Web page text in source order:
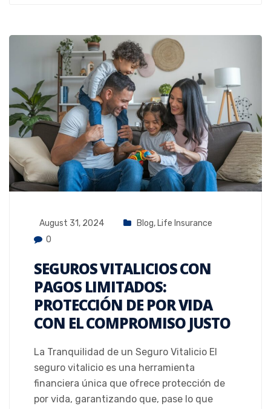
August 31, 2024 Blog, Life Insurance
0
SEGUROS VITALICIOS CON
PAGOS LIMITADOS:
PROTECCIÓN DE POR VIDA
CON EL COMPROMISO JUSTO
La Tranquilidad de un Seguro Vitalicio El
seguro vitalicio es una herramienta
financiera única que ofrece protección de
por vida, garantizando que, pase lo que